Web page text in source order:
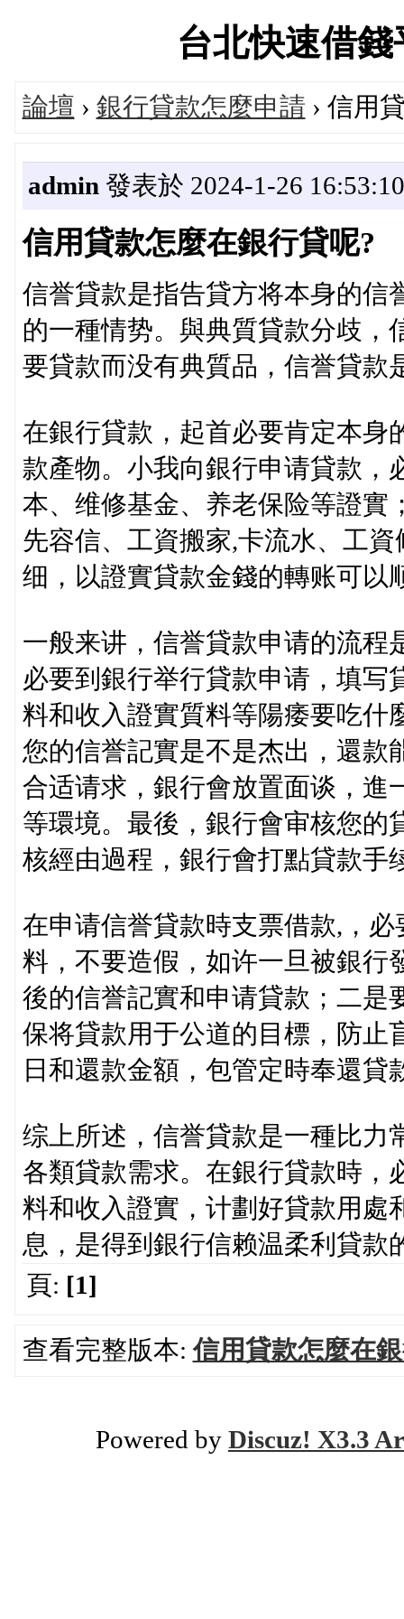
台北快速借
論壇 › 銀行貸款怎麼申請 › 信用
admin 發表於 2024-1-26 16:53:10
信用貸款怎麼在銀行貸呢?
信誉貸款是指告貸方将本身的信
的一種情势。與典質貸款分歧，
要貸款而没有典質品，信誉貸款
在銀行貸款，起首必要肯定本身
款產物。小我向銀行申请貸款，
本、维修基金、养老保险等證實
先容信、工資搬家,卡流水、工
细，以證實貸款金錢的轉账可以
一般来讲，信誉貸款申请的流程
必要到銀行举行貸款申请，填写
料和收入證實質料等陽痿要吃什
您的信誉記實是不是杰出，還款
合适请求，銀行會放置面谈，進
等環境。最後，銀行會审核您的
核經由過程，銀行會打點貸款手
在申请信誉貸款時支票借款,，
料，不要造假，如许一旦被銀行
後的信誉記實和申请貸款；二是
保将貸款用于公道的目標，防止
日和還款金額，包管定時奉還
综上所述，信誉貸款是一種比力
各類貸款需求。在銀行貸款時，
料和收入證實，计劃好貸款用處
息，是得到銀行信赖温柔利貸款
頁: [1]
查看完整版本:信用貸款怎麼在
Powered by Discuz! X3.3